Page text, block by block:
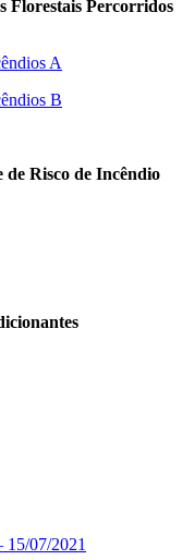
Florestais Percorridos
A
B
de Risco de Incêndio
15/07/2021